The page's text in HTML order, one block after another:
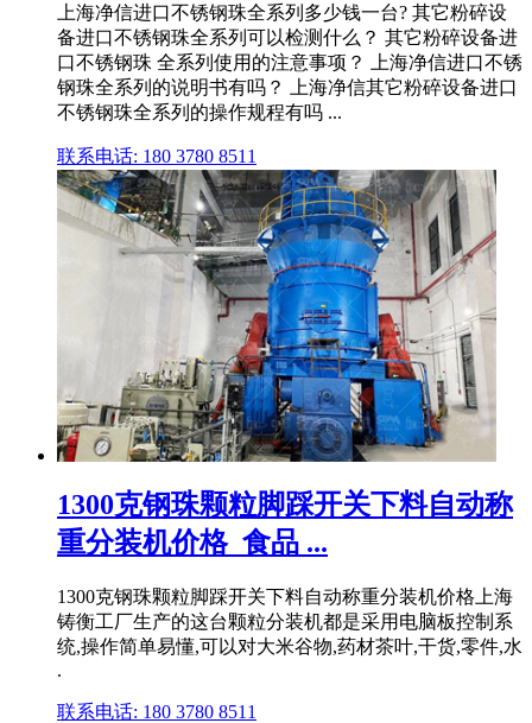
上海净信进口不锈钢珠全系列多少钱一台? 其它粉碎设
备进口不锈钢珠全系列可以检测什么？ 其它粉碎设备进
口不锈钢珠 全系列使用的注意事项？ 上海净信进口不锈
钢珠全系列的说明书有吗？ 上海净信其它粉碎设备进口
不锈钢珠全系列的操作规程有吗 ...
联系电话: 180 3780 8511
1300克钢珠颗粒脚踩开关下料自动称
重分装机价格_食品 ...
1300克钢珠颗粒脚踩开关下料自动称重分装机价格上海
铸衡工厂生产的这台颗粒分装机都是采用电脑板控制系
统,操作简单易懂,可以对大米谷物,药材茶叶,干货,零件,水
.
联系电话: 180 3780 8511